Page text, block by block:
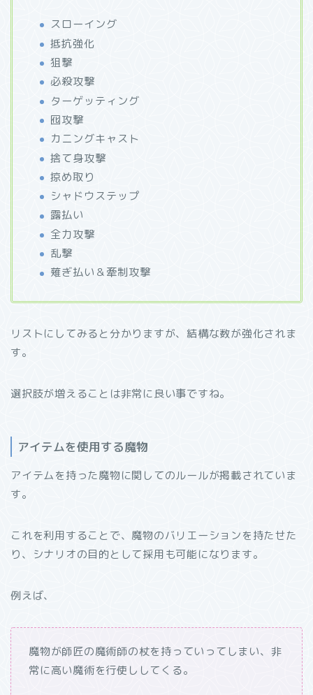
スローイング
抵抗強化
狙撃
必殺攻撃
ターゲッティング
囮攻撃
カニングキャスト
捨て身攻撃
掠め取り
シャドウステップ
露払い
全力攻撃
乱撃
薙ぎ払い＆牽制攻撃
リストにしてみると分かりますが、結構な数が強化されま
す。
選択肢が増えることは非常に良い事ですね。
アイテムを使用する魔物
アイテムを持った魔物に関してのルールが掲載されていま
す。
これを利用することで、魔物のバリエーションを持たせた
り、シナリオの目的として採用も可能になります。
例えば、
魔物が師匠の魔術師の杖を持っていってしまい、非
常に高い魔術を行使ししてくる。